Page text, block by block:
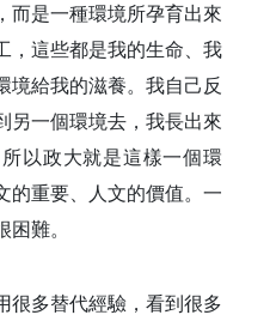
而是一種環境所孕育出來
，這些都是我的生命、我
境給我的滋養。我自己反
另一個環境去，我長出來
以政大就是這樣一個環
的重要、人文的價值。一
難。
很多替代經驗，看到很多